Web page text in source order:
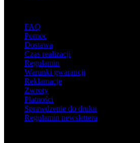
FAQ
Pomoc
Dostawa
Czas realizacji
Regulamin
Warunki gwarancji
Reklamacje
Zwroty
Płatności
Sprawdzenie do druku
Regulamin newslettera